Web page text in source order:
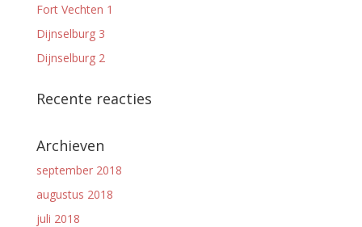
Fort Vechten 1
Dijnselburg 3
Dijnselburg 2
Recente reacties
Archieven
september 2018
augustus 2018
juli 2018